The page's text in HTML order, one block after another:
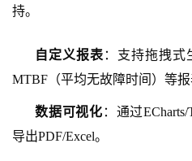
持。
自定义报表 ：支持拖拽式
MTBF（平均无故障时间）等报
数据可视化 ：通过
导出PDF/Excel。